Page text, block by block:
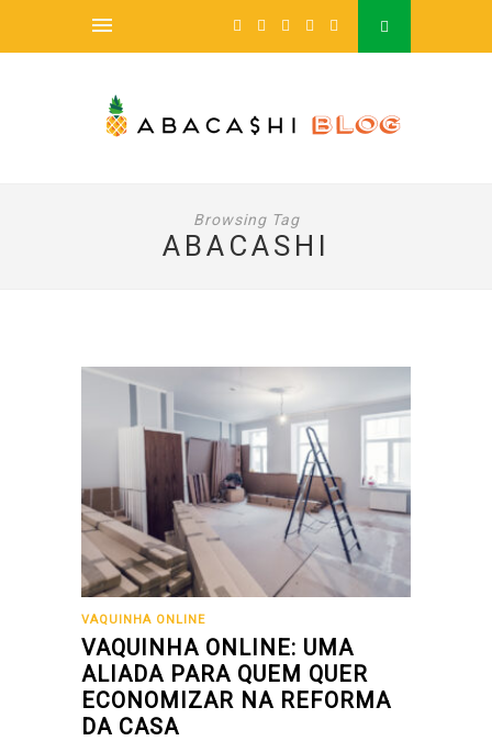
Browsing Tag
ABACASHI
VAQUINHA ONLINE
VAQUINHA ONLINE: UMA
ALIADA PARA QUEM QUER
ECONOMIZAR NA REFORMA
DA CASA